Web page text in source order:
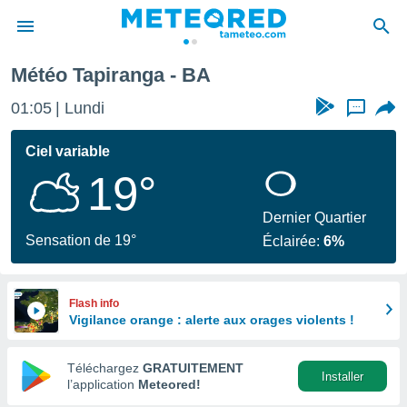
de
Météo Tapiranga - BA
01:05 Lundi ...
Ciel variable
19°
Sensation de 19°
Dernier Quartier
Éclairée:6%
Flash info
Vigilance orange : alerte aux orages violents !
Téléchargez GRATUITEMENT
l’application Meteored!
Installer